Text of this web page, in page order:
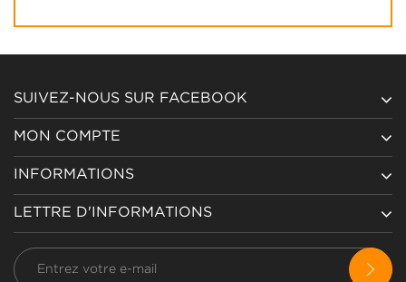
SUIVEZ-NOUS SUR FACEBOOK
MON COMPTE
INFORMATIONS
LETTRE D'INFORMATIONS